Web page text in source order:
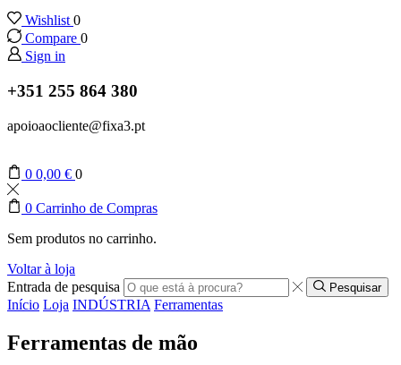
Wishlist 0
Compare 0
Sign in
+351 255 864 380
apoioaocliente@fixa3.pt
0 0,00 € 0
0 Carrinho de Compras
Sem produtos no carrinho.
Voltar à loja
Entrada de pesquisa
Pesquisar
Início Loja INDÚSTRIA Ferramentas
Ferramentas de mão